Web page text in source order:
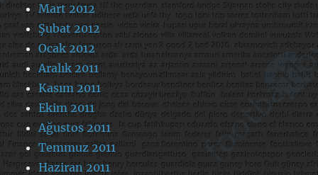
Mart 2012
Şubat 2012
Ocak 2012
Aralık 2011
Kasım 2011
Ekim 2011
Ağustos 2011
Temmuz 2011
Haziran 2011